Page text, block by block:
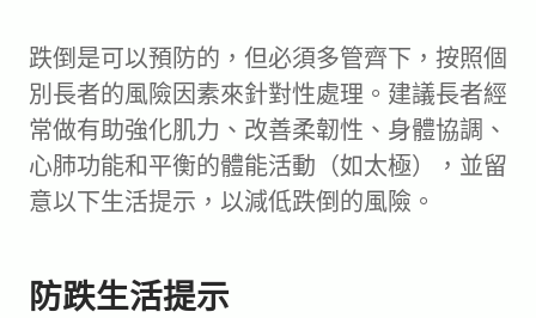
跌倒是可以預防的，但必須多管齊下，按照個
別長者的風險因素來針對性處理。建議長者經
常做有助強化肌力、改善柔韌性、身體協調、
心肺功能和平衡的體能活動（如太極），並留
意以下生活提示，以減低跌倒的風險。
防跌生活提示